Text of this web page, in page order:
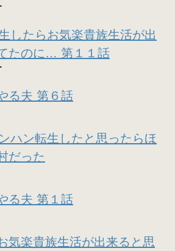
したらお気楽貴族生活が出
たのに… 第１１話
る夫 第６話
ハン転生したと思ったらほ
だった
る夫 第１話
気楽貴族生活が出来ると思